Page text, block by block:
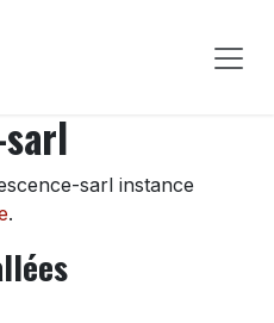
sarl instance
.